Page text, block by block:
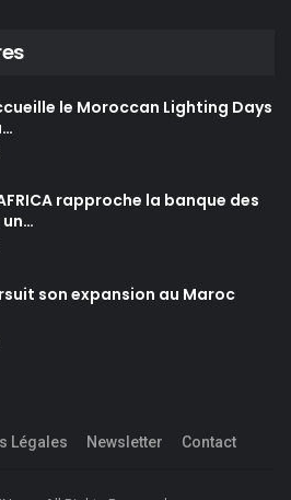
le Moroccan Lighting Days
AFRICA rapproche la banque des
un…
son expansion au Maroc
Légales Newsletter Contact